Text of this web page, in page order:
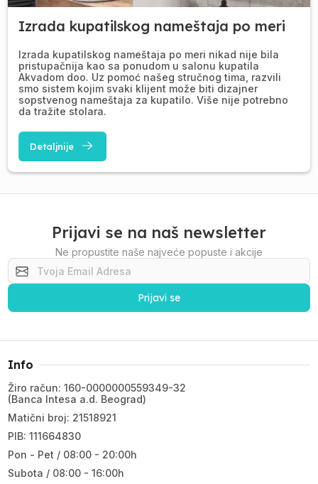
Izrada kupatilskog nameštaja po meri
Izrada kupatilskog nameštaja po meri nikad nije bila
pristupačnija kao sa ponudom u salonu kupatila
Akvadom doo. Uz pomoć našeg stručnog tima, razvili
smo sistem kojim svaki klijent može biti dizajner
sopstvenog nameštaja za kupatilo. Više nije potrebno
da tražite stolara.
Detaljnije
Prijavi se na naš newsletter
Ne propustite naše najveće popuste i akcije
Prijavi se
Info
Žiro račun: 160-0000000559349-32
(Banca Intesa a.d. Beograd)
Matični broj: 21518921
PIB: 111664830
Pon - Pet / 08:00 - 20:00h
Subota / 08:00 - 16:00h